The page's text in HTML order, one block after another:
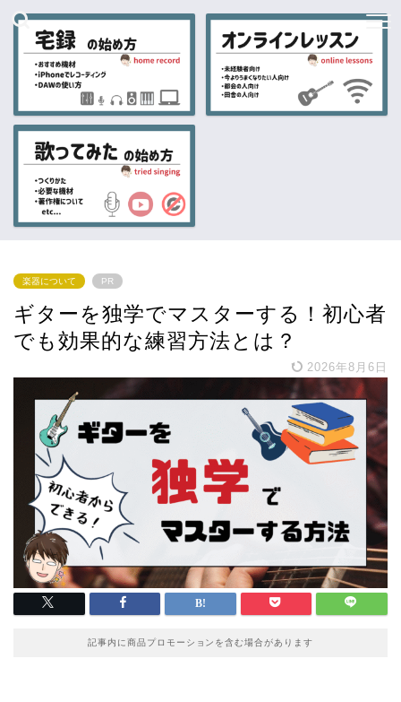
楽器について PR
ギターを独学でマスターする！初心者
でも効果的な練習方法とは？
2026年8月6日
記事内に商品プロモーションを含む場合があります